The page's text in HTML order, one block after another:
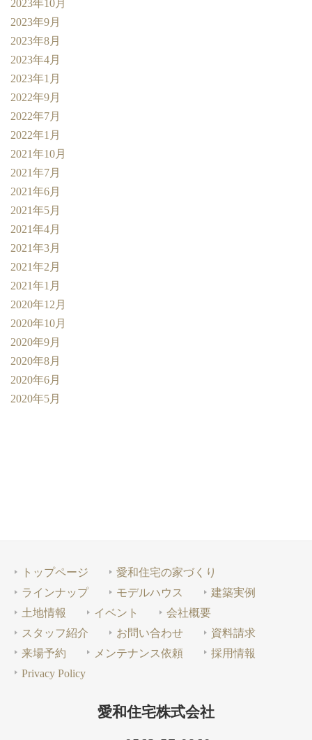
2023年10月
2023年9月
2023年8月
2023年4月
2023年1月
2022年9月
2022年7月
2022年1月
2021年10月
2021年7月
2021年6月
2021年5月
2021年4月
2021年3月
2021年2月
2021年1月
2020年12月
2020年10月
2020年9月
2020年8月
2020年6月
2020年5月
トップページ
愛和住宅の家づくり
ラインナップ
モデルハウス
建築実例
土地情報
イベント
会社概要
スタッフ紹介
お問い合わせ
資料請求
来場予約
メンテナンス依頼
採用情報
Privacy Policy
愛和住宅株式会社